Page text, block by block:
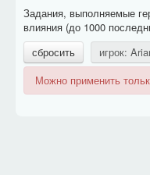
Задания, выполняемые
влияния (до 1000
сбросить
игрок:
Можно применить